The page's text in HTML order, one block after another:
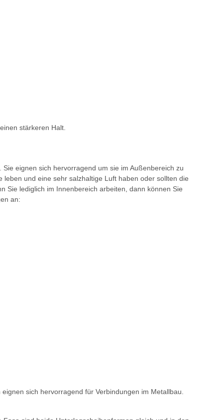
stärkeren Halt.
eignen sich hervorragend um sie im Außenbereich zu
und eine sehr salzhaltige Luft haben oder sollten die
Sie lediglich im Innenbereich arbeiten, dann können Sie
an:
sich hervorragend für Verbindungen im Metallbau.